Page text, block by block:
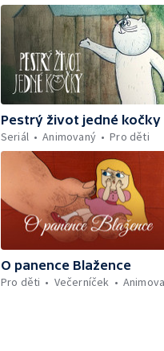
Pestrý život jedné kočky
Seriál
Animovaný Pro děti
O panence Blažence
Pro děti
Večerníček